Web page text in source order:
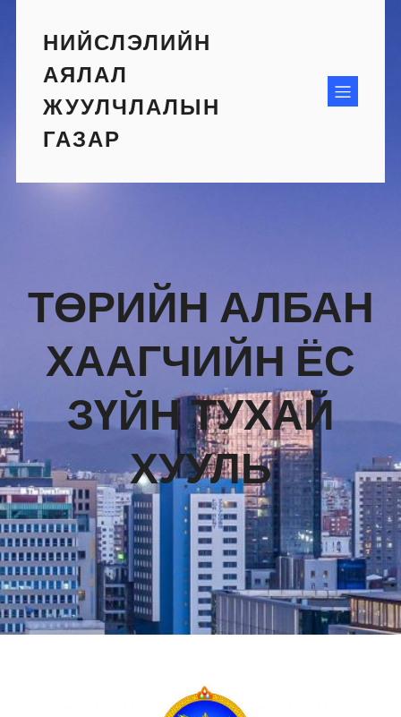
contentНИЙСЛЭЛИЙН
АЯЛАЛ
ЖУУЛЧЛАЛЫН
ГАЗАР
ТӨРИЙН АЛБАН
ХААГЧИЙН ЁС
ЗҮЙН ТУХАЙ
ХУУЛЬ